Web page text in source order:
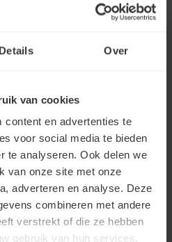
Details Over
van cookies
content en advertenties te
voor social media te bieden
te analyseren. Ook delen we
van onze site met onze
adverteren en analyse. Deze
combineren met andere
verstrekt of die ze hebben
gebruik van hun services.